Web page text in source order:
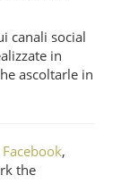
canali social
in
ascoltarle in
Facebook,
the